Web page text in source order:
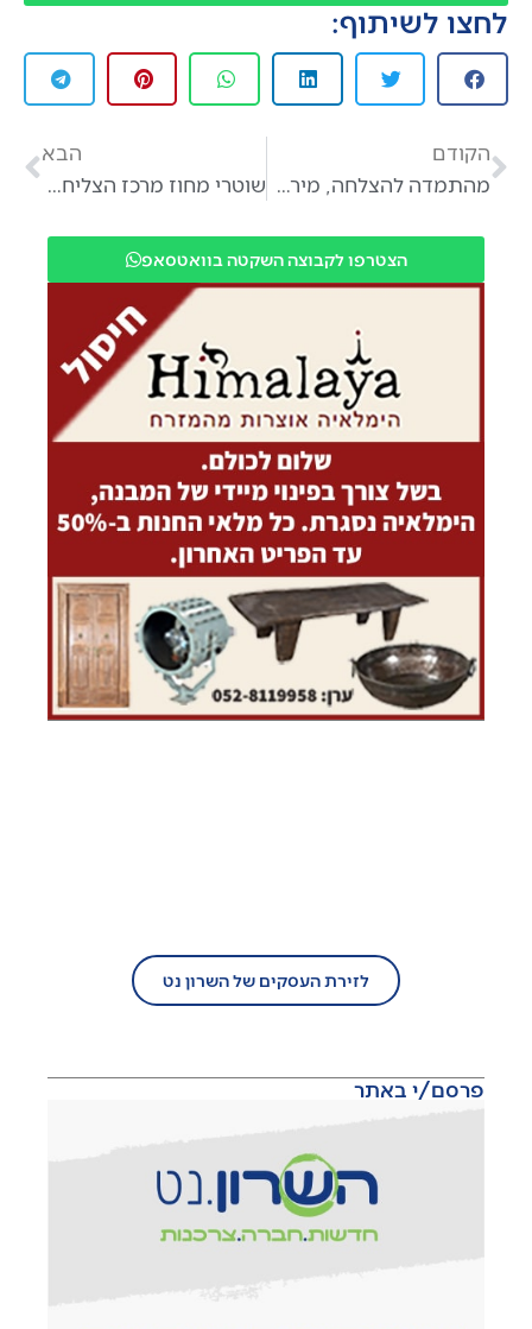
לחצו לשיתוף:
הקודם
מהתמדה להצלחה, מירב דיין, מאמנת אישית ועסקית במאמר חדש
הבא
שוטרי מחוז מרכז הצליחו לעצור חשוד במעורבות בתאונת דרכים פגע וברח קטלנית סמוך ליקום לפני כחודש
הצטרפו לקבוצה השקטה בוואטסאפ
לזירת העסקים של השרון נט
פרסם/י באתר